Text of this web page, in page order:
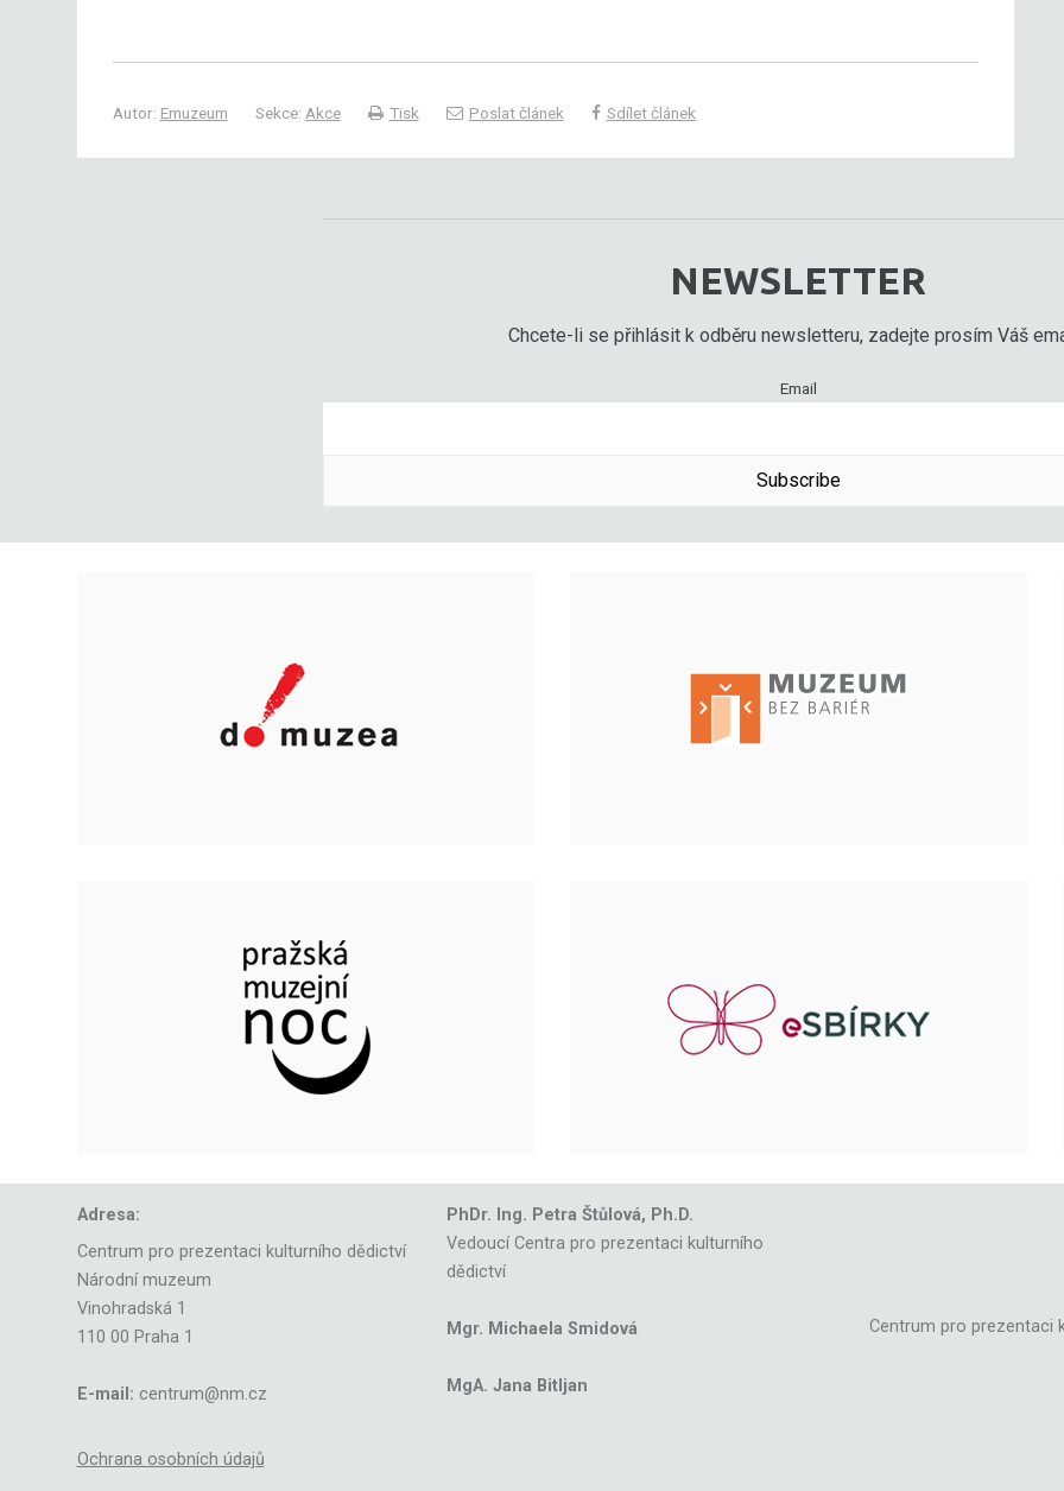
Autor: Emuzeum Sekce: Akce Tisk Poslat článek Sdílet článek
NEWSLETTER
Chcete-li se přihlásit k odběru newsletteru, zadejte prosím Váš
Email
Subscribe
Adresa:
Centrum pro prezentaci kulturního dědictví
Národní muzeum
Vinohradská 1
110 00 Praha 1
E-mail: centrum@nm.cz
Ochrana osobních údajů
PhDr. Ing. Petra Štůlová, Ph.D.
Vedoucí Centra pro prezentaci kulturního
dědictví
Mgr. Michaela Smidová
MgA. Jana Bitljan
Centrum pro prezentaci